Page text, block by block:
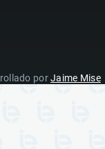
porJaime Mise